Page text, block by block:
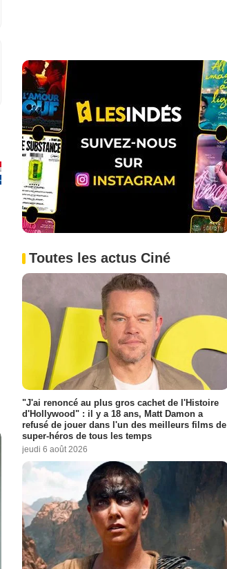
Toutes les actus Ciné
"J'ai renoncé au plus gros cachet de l'Histoire
d'Hollywood" : il y a 18 ans, Matt Damon a
refusé de jouer dans l'un des meilleurs films de
super-héros de tous les temps
jeudi 6 août 2026